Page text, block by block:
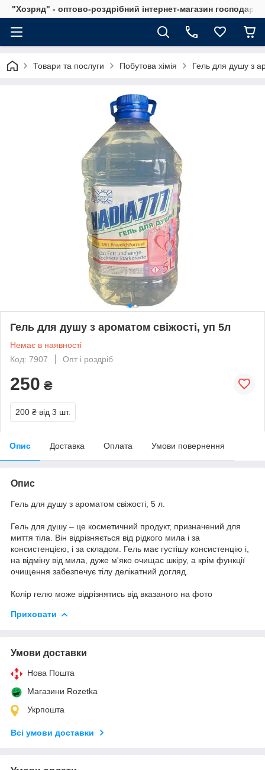
"Хозряд" - оптово-роздрібний інтернет-магазин
Товари та послуги Побутова хімія Гель для душу з
Гель для душу з ароматом свіжості, уп 5л
Немає в наявності
Код: 7907
Опт і роздріб
250 ₴
200 ₴ від 3 шт.
Опис Доставка Оплата Умови повернення
Опис
Гель для душу з ароматом свіжості, 5 л.
Гель для душу – це косметичний продукт, призначений для
миття тіла. Він відрізняється від рідкого мила і за
консистенцією, і за складом. Гель має густішу консистенцію і,
на відміну від мила, дуже м'яко очищає шкіру, а крім функції
очищення забезпечує тілу делікатний догляд.
Колір гелю може відрізнятись від вказаного на фото
Приховати
Умови доставки
Нова Пошта
Магазини Rozetka
Укрпошта
Всі умови доставки